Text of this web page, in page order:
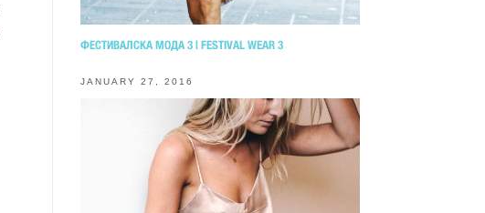
ФЕСТИВАЛСКА МОДА 3 | FESTIVAL WEAR 3
JANUARY 27, 2016